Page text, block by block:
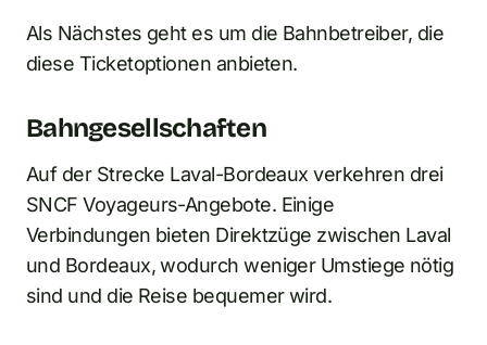
Als Nächstes geht es um die Bahnbetreiber, die
diese Ticketoptionen anbieten.
Bahngesellschaften
Auf der Strecke Laval-Bordeaux verkehren drei
SNCF Voyageurs-Angebote. Einige
Verbindungen bieten Direktzüge zwischen Laval
und Bordeaux, wodurch weniger Umstiege nötig
sind und die Reise bequemer wird.